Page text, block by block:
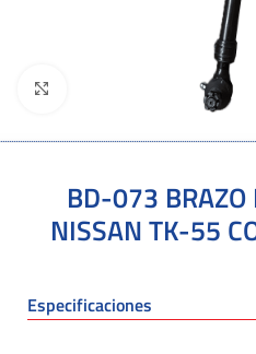
BD-073 BRAZO
NISSAN TK-55
Especificaciones